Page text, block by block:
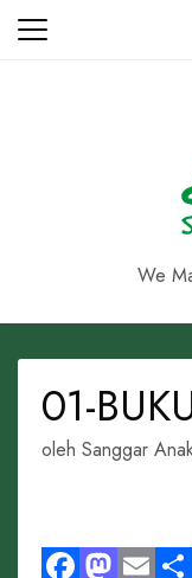
Skip
We
01-
oleh Sanggar